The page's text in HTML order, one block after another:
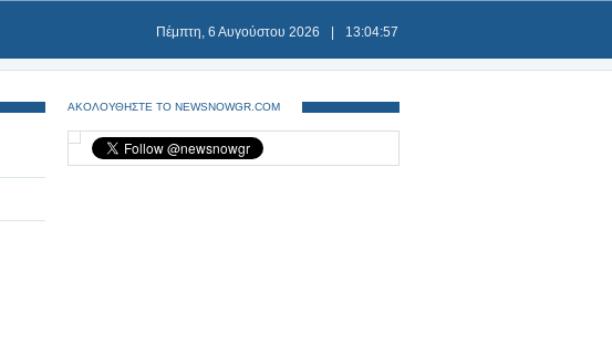
Πέμπτη, 6 Αυγούστου 2026 13:04:57
ΑΚΟΛΟΥΘΗΣΤΕ ΤΟ NEWSNOWGR.COM